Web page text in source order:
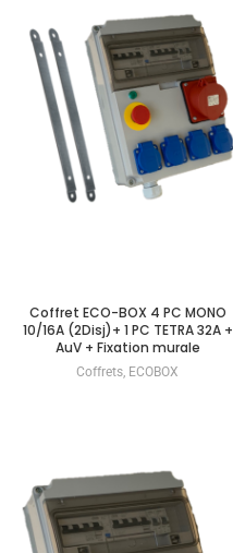
Coffret ECO-BOX 4 PC MONO
10/16A (2Disj)+ 1 PC TETRA 32A +
AuV + Fixation murale
Coffrets, ECOBOX